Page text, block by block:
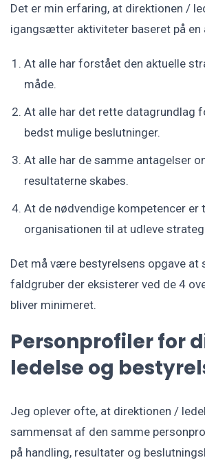
Det er min erfaring, at direktionen /
igangsætter aktiviteter baseret på en
At alle har forstået den aktuelle
måde.
At alle har det rette
bedst mulige beslutninger.
At alle har de samme antagelser
resultaterne skabes.
At de nødvendige kompetencer er
organisationen til at udleve
Det må være bestyrelsens opgave at
faldgruber der eksisterer ved de 4
bliver minimeret.
Personprofiler for
ledelse og
Jeg oplever ofte, at direktionen /
sammensat af den samme
på handling, resultater og